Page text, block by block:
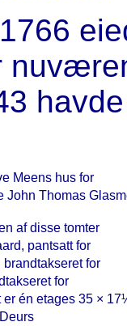
Meens hus for
John Thomas
af disse tomter
pantsatt for
for
for
én etages 35 ×